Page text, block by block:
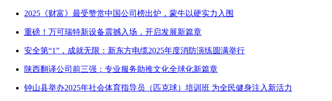
2025《财富》最受赞赏中国公司榜出炉，蒙牛以硬实力入围
重磅！万可瑞特新设备震撼入场，开启发展新篇章
安全第“1”，成就无限：新东方电缆2025年度消防演练圆满举行
陕西翻译公司前三强：专业服务助推文化全球化新篇章
钟山县举办2025年社会体育指导员（匹克球）培训班 为全民健身注入新活力